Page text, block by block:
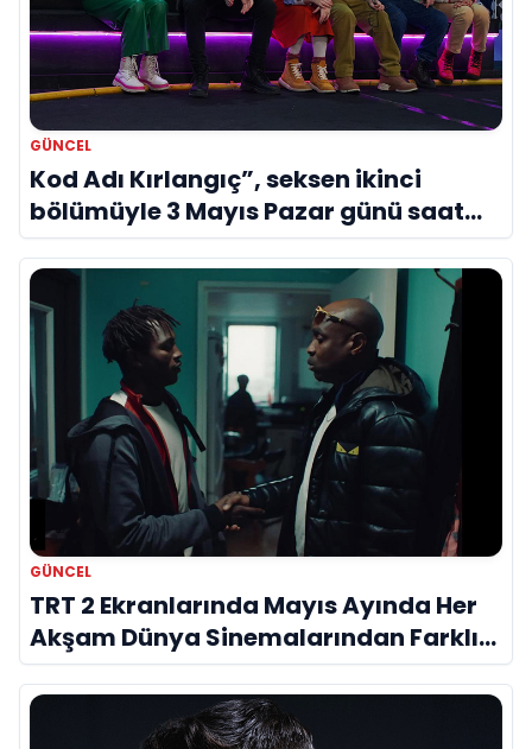
GÜNCEL
Kod Adı Kırlangıç”, seksen ikinci
bölümüyle 3 Mayıs Pazar günü saat
17.30’da ekranlara gelecek
GÜNCEL
TRT 2 Ekranlarında Mayıs Ayında Her
Akşam Dünya Sinemalarından Farklı
Film